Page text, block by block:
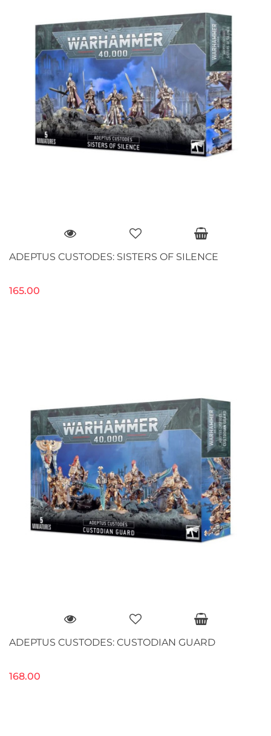
ADEPTUS CUSTODES: SISTERS OF SILENCE
165.00
ADEPTUS CUSTODES: CUSTODIAN GUARD
168.00